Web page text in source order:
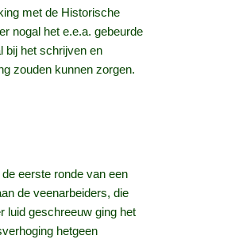
met de Historische
nogal het e.e.a. gebeurde
bij het schrijven en
zouden kunnen zorgen.
eerste ronde van een
de veenarbeiders, die
luid geschreeuw ging het
hetgeen